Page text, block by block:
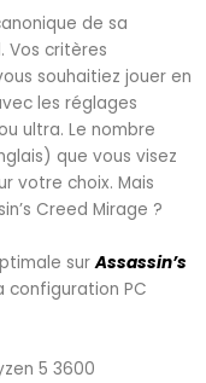
de sa
Vos critères
souhaitiez jouer en
les réglages
ultra. Le nombre
que vous visez
votre choix. Mais
Creed Mirage ?
surAssassin’s
configuration PC
5 3600